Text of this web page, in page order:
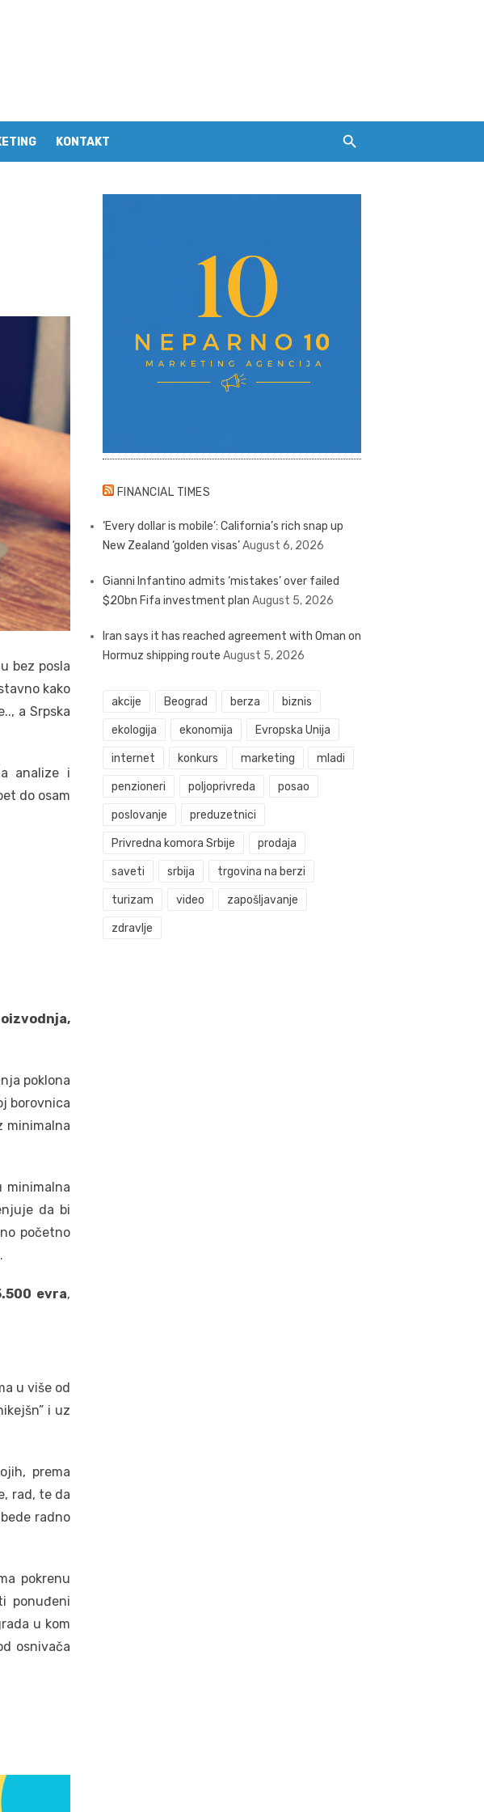
KONTAKT
bez posla
kako
a Srpska
analize i
do osam
poklona
borovnica
minimalna
minimalna
da bi
početno
evra,
u više od
i uz
prema
rad, te da
radno
pokrenu
ponuđeni
u kom
osnivača
FINANCIAL TIMES
‘Every dollar is mobile’: California’s rich snap up
New Zealand ‘golden visas’August 6, 2026
Gianni Infantino admits ‘mistakes’ over failed
$20bn Fifa investment plan August 5, 2026
Iran says it has reached agreement with Oman on
Hormuz shipping route August 5, 2026
akcije Beograd berza biznis
ekologija ekonomija Evropska Unija
internet konkurs marketing mladi
penzioneri poljoprivreda posao
poslovanje preduzetnici
Privredna komora Srbije prodaja
saveti srbija trgovina na berzi
turizam video zapošljavanje
zdravlje